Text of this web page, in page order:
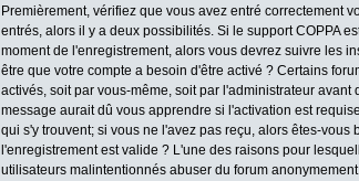
Premièrement, vérifiez que vous avez entré correctement
entrés, alors il y a deux possibilités. Si le support COPPA
moment de l'enregistrement, alors vous devrez suivre les
être que votre compte a besoin d'être activé ? Certains
activés, soit par vous-même, soit par l'administrateur
message aurait dû vous apprendre si l'activation est
qui s'y trouvent; si vous ne l'avez pas reçu, alors êtes-
l'enregistrement est valide ? L'une des raisons pour
utilisateurs malintentionnés abuser du forum